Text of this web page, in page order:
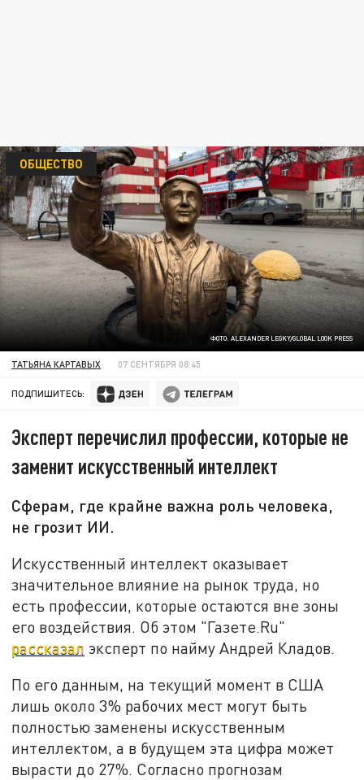
ФОТО: ALEXANDER LEGKY/GLOBAL LOOK PRESS
ОБЩЕСТВО
ТАТЬЯНА КАРТАВЫХ 07 СЕНТЯБРЯ 08:45
ПОДПИШИТЕСЬ:
Эксперт перечислил профессии, которые не
заменит искусственный интеллект
Сферам, где крайне важна роль человека,
не грозит ИИ.
Искусственный интеллект оказывает
значительное влияние на рынок труда, но
есть профессии, которые остаются вне зоны
его воздействия. Об этом "Газете.Ru"
рассказал эксперт по найму Андрей Кладов.
По его данным, на текущий момент в США
лишь около 3% рабочих мест могут быть
полностью заменены искусственным
интеллектом, а в будущем эта цифра может
вырасти до 27%. Согласно прогнозам